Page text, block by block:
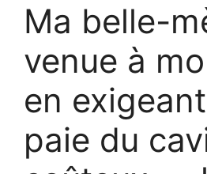
Ma belle-
venue à
en
paie du